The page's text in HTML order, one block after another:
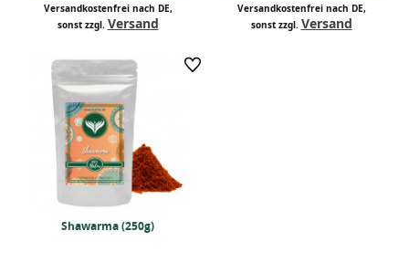
Versandkostenfrei nach DE,
sonst zzgl. Versand
Versandkostenfrei nach DE,
sonst zzgl. Versand
Shawarma (250g)